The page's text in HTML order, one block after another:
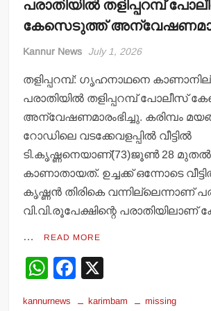
പരാതിയില്‍ തളിപ്പറമ്പ്
കേസെടുത്ത്
Kannur News July 1, 2026
തളിപ്പറമ്പ്: ഗൃഹനാഥനെ
പരാതിയില്‍ തളിപ്പറമ്പ് പോലീസ്
അന്വേഷണമാരംഭിച്ചു. കരിമ്പം
റോഡിലെ വടക്കേവളപ്പില്‍ വീട്ടില്‍
ടി.കൃഷ്ണനെയാണ്(73)ജൂണ്‍ 28 മുതല്‍
കാണാതായത്. ഉച്ചക്ക് ഒന്നോടെ
കൃഷ്ണന്‍ തിരികെ വന്നില്ലെന്നാണ്
വി.വി.രൂപേക്ഷിന്റെ
… READ MORE
W
F
kannurnews karimbam missing